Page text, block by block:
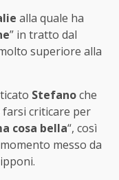
alla quale ha
” in tratto dal
superiore alla
Stefanoche
farsi criticare per
cosa bella“, così
messo da